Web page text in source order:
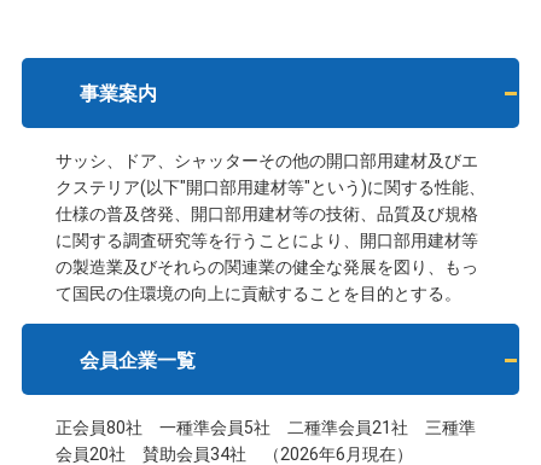
事業案内
サッシ、ドア、シャッターその他の開口部用建材及びエ
クステリア(以下"開口部用建材等"という)に関する性能、
仕様の普及啓発、開口部用建材等の技術、品質及び規格
に関する調査研究等を行うことにより、開口部用建材等
の製造業及びそれらの関連業の健全な発展を図り、もっ
て国民の住環境の向上に貢献することを目的とする。
会員企業一覧
正会員80社 一種準会員5社 二種準会員21社 三種準
会員20社 賛助会員34社 （2026年6月現在）